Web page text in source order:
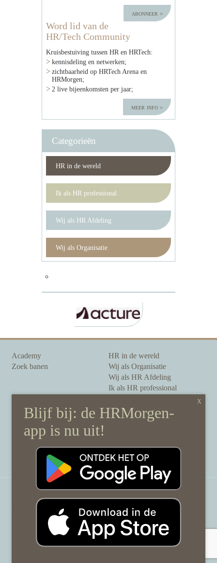
abonneer
Word lid van de
HR/Tech Community
Kruisbestuiving tussen HR en HRTech:
kennisdeling en netwerken;
zichtbaarheid op HRTech Arena en
HRMorgen;
2 live bijeenkomsten per jaar;
meer info
Categorieën
HR in de wereld
Ik als HR professional
Wij als HR Afdeling
Wij als Organisatie
Academy
Zoek banen
HR in de wereld
Wij als Organisatie
Wij als HR Afdeling
Ik als HR professional
Onze auteurs
Onze partners
Sponsoring
Over HRMorgen
Disclaimer & gedragscode
HRMorgen.nl